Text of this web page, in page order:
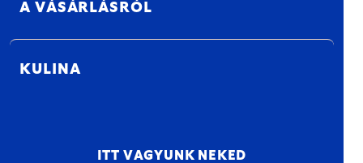
A VÁSÁRLÁSRÓL
KULINA
ITT VAGYUNK NEKED